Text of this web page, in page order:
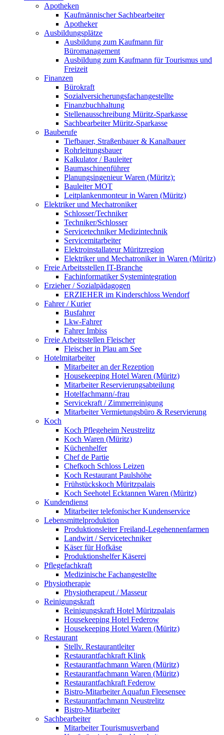
Apotheken
Kaufmännischer Sachbearbeiter
Apotheker
Ausbildungsplätze
Ausbildung zum Kaufmann für
Büromanagement
Ausbildung zum Kaufmann für Tourismus und
Freizeit
Finanzen
Bürokraft
Sozialversicherungsfachangestellte
Finanzbuchhaltung
Stellenausschreibung Müritz-Sparkasse
Sachbearbeiter Müritz-Sparkasse
Bauberufe
Tiefbauer, Straßenbauer & Kanalbauer
Rohrleitungsbauer
Kalkulator / Bauleiter
Baumaschinenführer
Planungsingenieur Waren (Müritz):
Bauleiter MOT
Leitplankenmonteur in Waren (Müritz)
Elektriker und Mechatroniker
Schlosser/Techniker
Techniker/Schlosser
Servicetechniker Medizintechnik
Servicemitarbeiter
Elektroinstallateur Müritzregion
Elektriker und Mechatroniker in Waren (Müritz)
Freie Arbeitsstellen IT-Branche
Fachinformatiker Systemintegration
Erzieher / Sozialpädagogen
ERZIEHER im Kinderschloss Wendorf
Fahrer / Kurier
Busfahrer
Lkw-Fahrer
Fahrer Imbiss
Freie Arbeitsstellen Fleischer
Fleischer in Plau am See
Hotelmitarbeiter
Mitarbeiter an der Rezeption
Housekeeping Hotel Waren (Müritz)
Mitarbeiter Reservierungsabteilung
Hotelfachmann/-frau
Servicekraft / Zimmerreinigung
Mitarbeiter Vermietungsbüro & Reservierung
Koch
Koch Pflegeheim Neustrelitz
Koch Waren (Müritz)
Küchenhelfer
Chef de Partie
Chefkoch Schloss Leizen
Koch Restaurant Paulshöhe
Frühstückskoch Müritzpalais
Koch Seehotel Ecktannen Waren (Müritz)
Kundendienst
Mitarbeiter telefonischer Kundenservice
Lebensmittelproduktion
Produktionsleiter Freiland-Legehennenfarmen
Landwirt / Servicetechniker
Käser für Hofkäse
Produktionshelfer Käserei
Pflegefachkraft
Medizinische Fachangestellte
Physiotherapie
Physiotherapeut / Masseur
Reinigungskraft
Reinigungskraft Hotel Müritzpalais
Housekeeping Hotel Federow
Housekeeping Hotel Waren (Müritz)
Restaurant
Stellv. Restaurantleiter
Restaurantfachkraft Klink
Restaurantfachmann Waren (Müritz)
Restaurantfachmann Waren (Müritz)
Restaurantfachkraft Federow
Bistro-Mitarbeiter Aquafun Fleesensee
Restaurantfachmann Neustrelitz
Bistro-Mitarbeiter
Sachbearbeiter
Mitarbeiter Tourismusverband